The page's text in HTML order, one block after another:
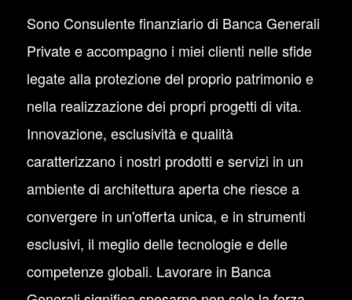
Sono Consulente finanziario di Banca Generali
Private e accompagno i miei clienti nelle sfide
legate alla protezione del proprio patrimonio e
nella realizzazione dei propri progetti di vita.
Innovazione, esclusività e qualità
caratterizzano i nostri prodotti e servizi in un
ambiente di architettura aperta che riesce a
convergere in un'offerta unica, e in strumenti
esclusivi, il meglio delle tecnologie e delle
competenze globali. Lavorare in Banca